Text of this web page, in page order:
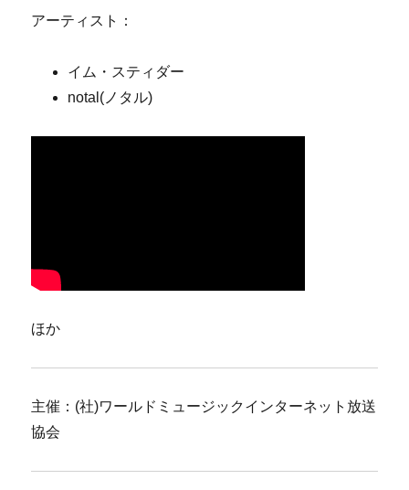
アーティスト：
イム・スティダー
notal(ノタル)
ほか
主催：(社)ワールドミュージックインターネット放送
協会